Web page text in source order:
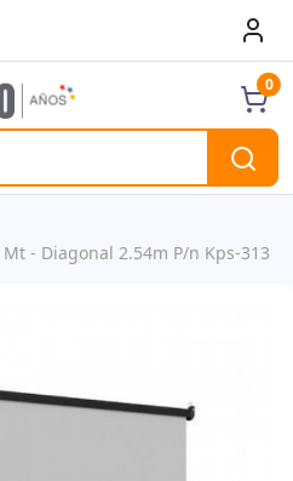
0
- Diagonal 2.54m P/n Kps-313